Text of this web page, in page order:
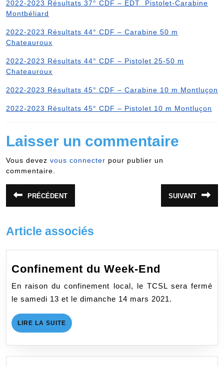
2022-2023 Résultats 37° CDF – EDT Pistolet-Carabine
Montbéliard
2022-2023 Résultats 44° CDF – Carabine 50 m
Chateauroux
2022-2023 Résultats 44° CDF – Pistolet 25-50 m
Chateauroux
2022-2023 Résultats 45° CDF – Carabine 10 m Montluçon
2022-2023 Résultats 45° CDF – Pistolet 10 m Montluçon
Laisser un commentaire
Vous devez vous connecter pour publier un
commentaire.
Navigation
de
PRÉCÉDENT
précédent
SUIVANT
suivant
Article associés
Confinement du Week-End
du
Week-
En raison du confinement local, le TCSL sera fermé
le samedi 13 et le dimanche 14 mars 2021.
LIRE LA SUITE LIRE
LA